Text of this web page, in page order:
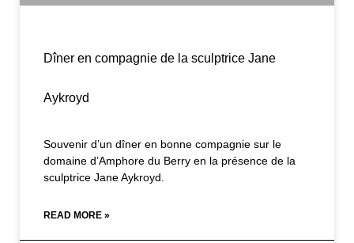
Dîner en compagnie de la sculptrice Jane
Aykroyd
Souvenir d’un dîner en bonne compagnie sur le
domaine d’Amphore du Berry en la présence de la
sculptrice Jane Aykroyd.
READ MORE »